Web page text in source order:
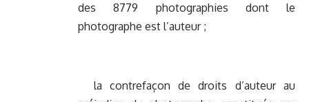
des 8779 photographies dont le
photographe est l’auteur ;
la contrefaçon de droits d’auteur au